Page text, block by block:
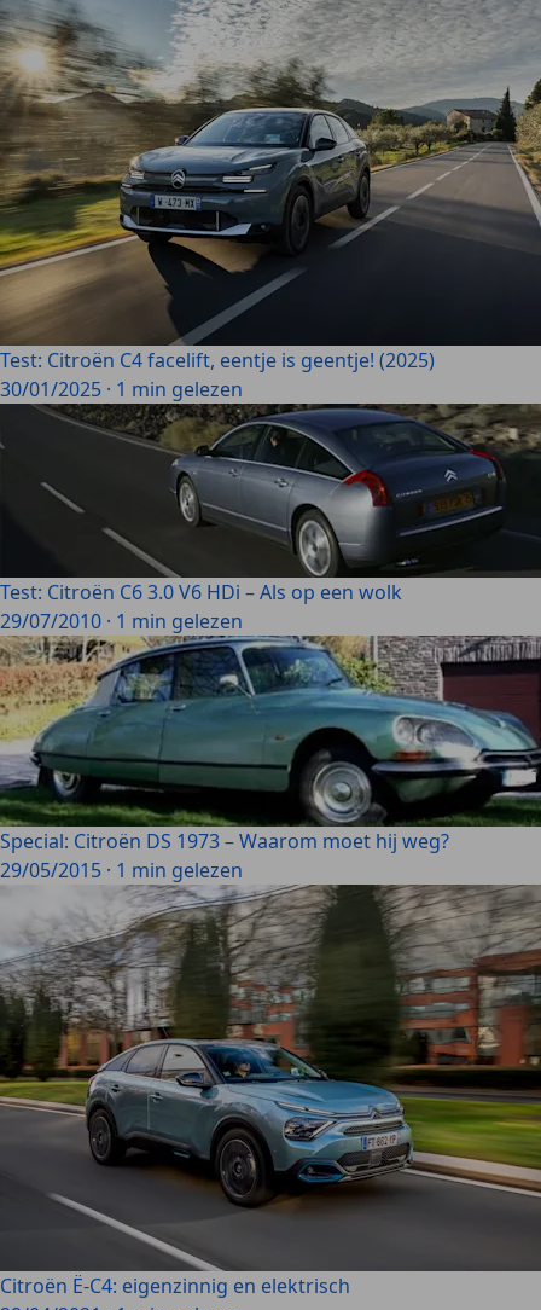
Test: Citroën C4 facelift, eentje is geentje! (2025)
30/01/2025 · 1 min gelezen
Test: Citroën C6 3.0 V6 HDi – Als op een wolk
29/07/2010 · 1 min gelezen
Special: Citroën DS 1973 – Waarom moet hij weg?
29/05/2015 · 1 min gelezen
Citroën Ë-C4: eigenzinnig en elektrisch